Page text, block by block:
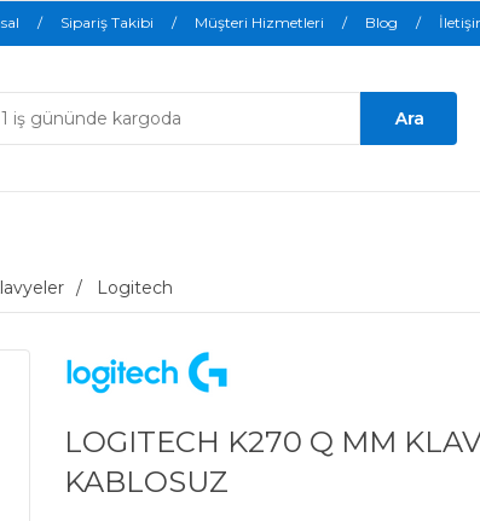
Sipariş Takibi Müşteri Hizmetleri Blog
Logitech
LOGITECH K270 Q MM
KABLOSUZ